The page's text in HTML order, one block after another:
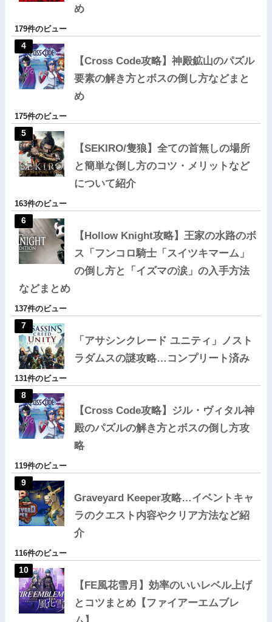
め
179件のビュー
【Cross Code攻略】神殿鉱山のパズル
要素の解き方とボスの倒し方などまと
め
175件のビュー
【SEKIRO/隻狼】全ての首無しの場所
と簡単な倒し方のコツ・メリットなど
について紹介
163件のビュー
【Hollow Knight攻略】王家の水路のボ
ス「フンコロ騎士「スイツキマーム」
の倒し方と「イズマの涙」の入手方法
などまとめ
137件のビュー
「アサシンクレード ユニティ」ノスト
ラダムスの謎攻略…コンプリート済み
131件のビュー
【Cross Code攻略】ジル・ヴィタル神
殿のパズルの解き方とボスの倒し方攻
略
119件のビュー
Graveyard Keeper攻略…イベントキャ
ラのクエスト内容やクリア方法など紹
介
116件のビュー
【FE風花雪月】効率のいいレベル上げ
とコツまとめ【ファイアーエムブレ